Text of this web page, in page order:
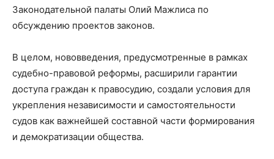
Законодательной палаты Олий Мажлиса по
обсуждению проектов законов.
В целом, нововведения, предусмотренные в рамках
судебно-правовой реформы, расширили гарантии
доступа граждан к правосудию, создали условия для
укрепления независимости и самостоятельности
судов как важнейшей составной части формирования
и демократизации общества.